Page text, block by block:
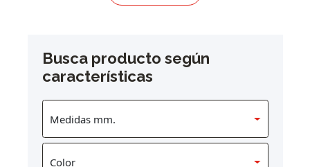
Busca producto según
características